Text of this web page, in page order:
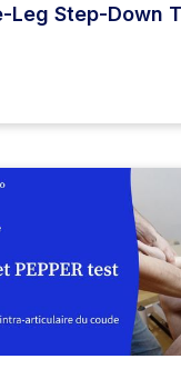
Leg Step-Down